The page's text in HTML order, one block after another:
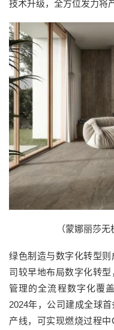
技术升级，全方位发力将
（蒙娜丽莎
绿色制造与数字化转型
司较早地布局数字化转
管理的全流程数字化覆
2024年，公司建成全球
产线，可实现燃烧过程